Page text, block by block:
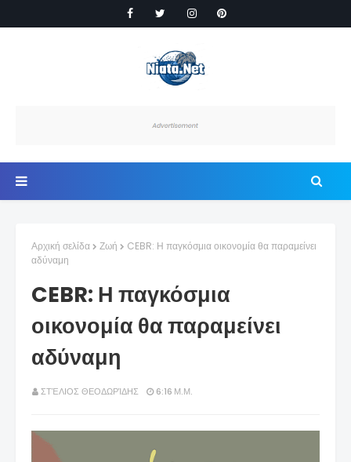
Αρχική σελίδα Ζωή
CEBR: Η παγκόσμια οικονομία θα παραμείνει
αδύναμη
CEBR: Η παγκόσμια
οικονομία θα παραμείνει
αδύναμη
ΣΤΈΛΙΟΣ ΘΕΟΔΩΡΊΔΗΣ 6:16 Μ.Μ.